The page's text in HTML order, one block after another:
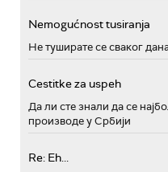
Nemogućnost tusiranja
Не туширате се сваког
Cestitke za uspeh
Да ли сте знали да се
производе у Србији
Re: Eh...